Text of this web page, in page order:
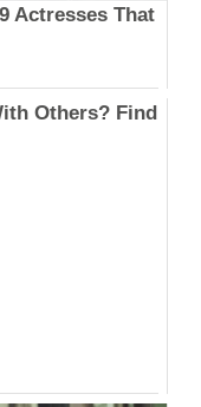
Actresses That
Others? Find